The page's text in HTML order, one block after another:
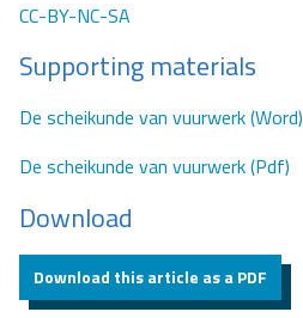
CC-BY-NC-SA
Supporting materials
De scheikunde van vuurwerk (Word)
De scheikunde van vuurwerk (Pdf)
Download
Download this article as a PDF